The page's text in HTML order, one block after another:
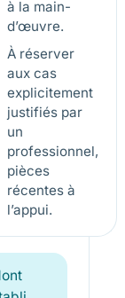
à la main-
d’œuvre.
À réserver
aux cas
explicitement
justifiés par
un
professionnel,
pièces
récentes à
l’appui.